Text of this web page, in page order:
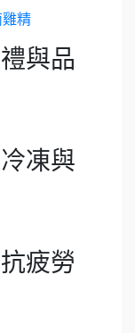
雞精
與品
凍與
疲勞